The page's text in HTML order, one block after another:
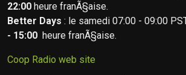
22:00 heure franÃ§aise.
Better Days : le samedi 07:00 - 09:00
- 15:00 heure franÃ§aise.
Coop Radio web site